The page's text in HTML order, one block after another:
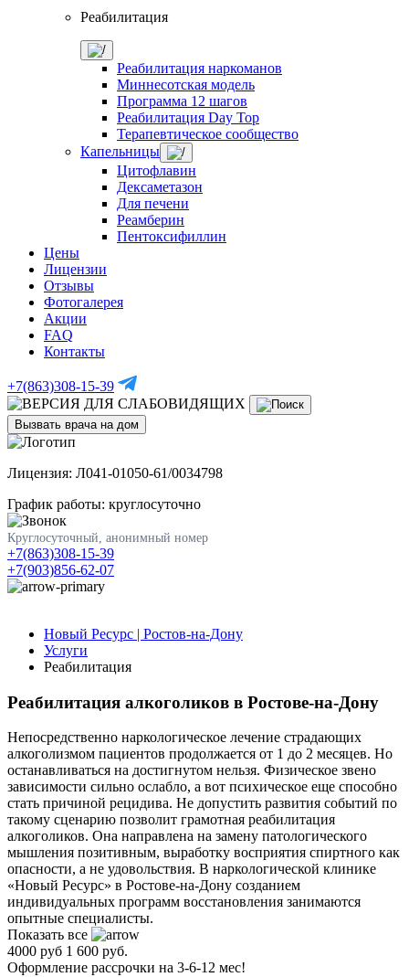
Реабилитация
Реабилитация наркоманов
Миннесотская модель
Программа 12 шагов
Реабилитация Day Top
Терапевтическое сообщество
Капельницы
Цитофлавин
Дексаметазон
Для печени
Реамберин
Пентоксифиллин
Цены
Лицензии
Отзывы
Фотогалерея
Акции
FAQ
Контакты
+7(863)308-15-39
Вызвать врача на дом
Лицензия: Л041-01050-61/0034798
График работы: круглосуточно
Круглосуточный, анонимный номер
+7(863)308-15-39
+7(903)856-62-07
Новый Ресурс | Ростов-на-Дону
Услуги
Реабилитация
Реабилитация алкоголиков в Ростове-на-Дону
Непосредственно наркологическое лечение страдающих
алкоголизмом пациентов продолжается от 1 до 2 месяцев. Но
останавливаться на достигнутом нельзя. Физическое звено
зависимости сильно ослабло, а вот психическое еще способно
стать причиной рецидива. Не допустить развития событий по
такому сценарию позволит грамотная реабилитация
алкоголиков. Она направлена на замену патологического
мышления позитивным, выработку восприятия спиртного как
опасности, а не удовольствия. В наркологической клинике
«Новый Ресурс» в Ростове-на-Дону созданием
индивидуальных программ восстановления занимаются
опытные специалисты.
Показать все
4000 руб 1 600 руб.
Оформление рассрочки на 3-6-12 мес!